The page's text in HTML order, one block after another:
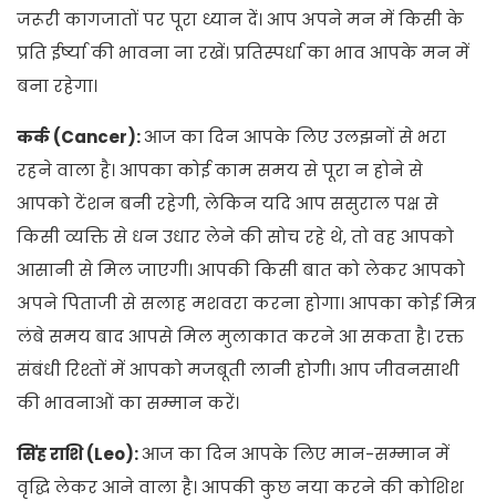
जरूरी कागजातों पर पूरा ध्यान दें। आप अपने मन में किसी के
प्रति ईर्ष्या की भावना ना रखें। प्रतिस्पर्धा का भाव आपके मन में
बना रहेगा।
कर्क (Cancer):आज का दिन आपके लिए उलझनों से भरा
रहने वाला है। आपका कोई काम समय से पूरा न होने से
आपको टेंशन बनी रहेगी, लेकिन यदि आप ससुराल पक्ष से
किसी व्यक्ति से धन उधार लेने की सोच रहे थे, तो वह आपको
आसानी से मिल जाएगी। आपकी किसी बात को लेकर आपको
अपने पिताजी से सलाह मशवरा करना होगा। आपका कोई मित्र
लंबे समय बाद आपसे मिल मुलाकात करने आ सकता है। रक्त
संबंधी रिश्तों में आपको मजबूती लानी होगी। आप जीवनसाथी
की भावनाओं का सम्मान करें।
सिंह राशि (Leo):आज का दिन आपके लिए मान-सम्मान में
वृद्धि लेकर आने वाला है। आपकी कुछ नया करने की कोशिश